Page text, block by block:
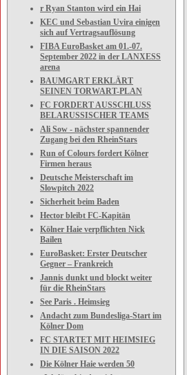
r Ryan Stanton wird ein Hai
KEC und Sebastian Uvira einigen
sich auf Vertragsauflösung
FIBA EuroBasket am 01.-07.
September 2022 in der LANXESS
arena
BAUMGART ERKLÄRT
SEINEN TORWART-PLAN
FC FORDERT AUSSCHLUSS
BELARUSSISCHER TEAMS
Ali Sow - nächster spannender
Zugang bei den RheinStars
Run of Colours fordert Kölner
Firmen heraus
Deutsche Meisterschaft im
Slowpitch 2022
Sicherheit beim Baden
Hector bleibt FC-Kapitän
Kölner Haie verpflichten Nick
Bailen
EuroBasket: Erster Deutscher
Gegner – Frankreich
Jannis dunkt und blockt weiter
für die RheinStars
See Paris . Heimsieg
Andacht zum Bundesliga-Start im
Kölner Dom
FC STARTET MIT HEIMSIEG
IN DIE SAISON 2022
Die Kölner Haie werden 50